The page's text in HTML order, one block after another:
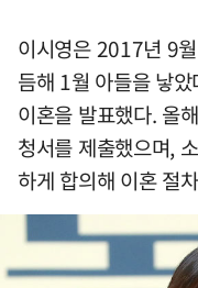
이시영은 2017년 9
듬해 1월 아들을 낳
이혼을 발표했다. 올
청서를 제출했으며,
하게 합의해 이혼 절